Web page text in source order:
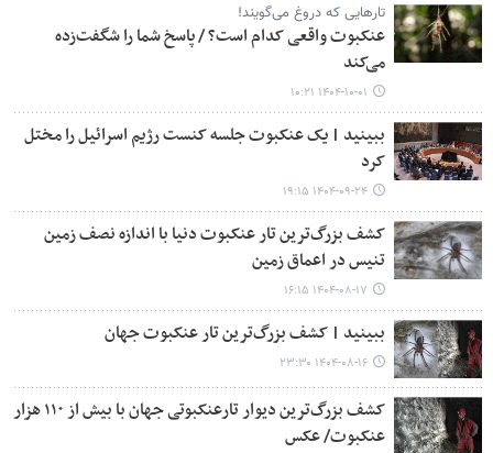
تارهایی که دروغ می‌گویند!
عنکبوت واقعی کدام است؟ / پاسخ شما را شگفت‌زده
می‌کند
۱۴۰۴-۱۰-۰۱ ۱۰:۲۱
ببینید | یک عنکبوت جلسه کنست رژیم اسرائیل را مختل
کرد
۱۴۰۴-۰۹-۲۴ ۱۹:۱۵
کشف بزرگ‌ترین تار عنکبوت دنیا با اندازه نصف زمین
تنیس در اعماق زمین
۱۴۰۴-۰۸-۱۷ ۱۶:۱۵
ببینید | کشف بزرگ‌ترین تار عنکبوت جهان
۱۴۰۴-۰۸-۱۶ ۲۳:۳۰
کشف بزرگ‌ترین دیوار تارعنکبوتی جهان با بیش از ۱۱۰ هزار
عنکبوت/ عکس